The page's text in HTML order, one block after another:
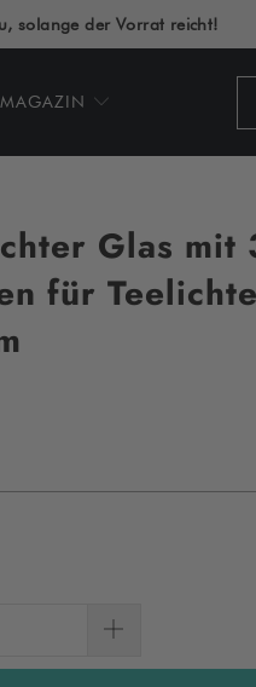
solange der Vorrat reicht!
MAGAZIN
Glas mit
für